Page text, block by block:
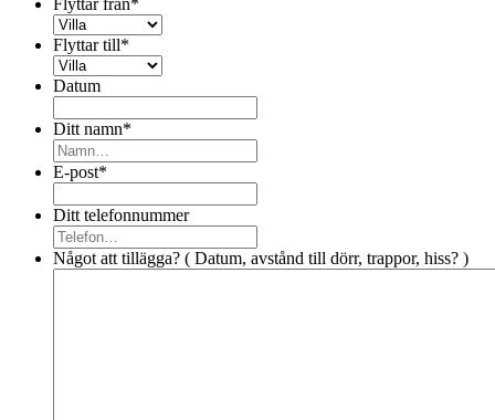
Flyttar till*
Datum
Ditt namn*
E-post*
Ditt telefonnummer
Något att tillägga? ( Datum, avstånd till dörr, trappor, hiss? )